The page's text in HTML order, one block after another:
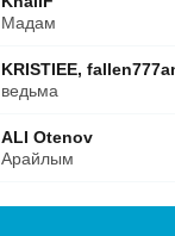
Мадам
KRISTIEE,
ведьма
ALI Otenov
Арайлым